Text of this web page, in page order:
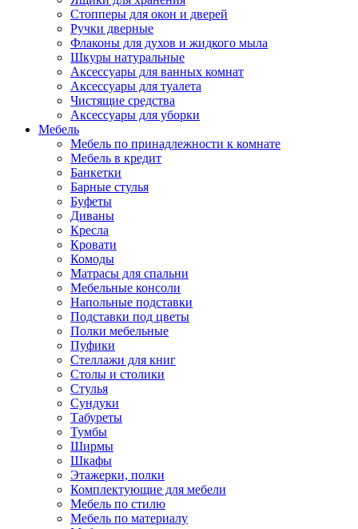
Стопперы для окон и дверей
Ручки дверные
Флаконы для духов и жидкого мыла
Шкуры натуральные
Аксессуары для ванных комнат
Аксессуары для туалета
Чистящие средства
Аксессуары для уборки
Мебель
Мебель по принадлежности к комнате
Мебель в кредит
Банкетки
Барные стулья
Буфеты
Диваны
Кресла
Кровати
Комоды
Матрасы для спальни
Мебельные консоли
Напольные подставки
Подставки под цветы
Полки мебельные
Пуфики
Стеллажи для книг
Столы и столики
Стулья
Сундуки
Табуреты
Тумбы
Ширмы
Шкафы
Этажерки, полки
Комплектующие для мебели
Мебель по стилю
Мебель по материалу